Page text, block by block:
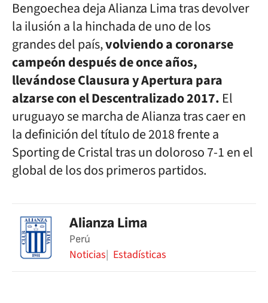
Bengoechea deja Alianza Lima tras devolver
la ilusión a la hinchada de uno de los
grandes del país,volviendo a coronarse
campeón después de once años,
llevándose Clausura y Apertura para
alzarse con el Descentralizado 2017. El
uruguayo se marcha de Alianza tras caer en
la definición del título de 2018 frente a
Sporting de Cristal tras un doloroso 7-1 en el
global de los dos primeros partidos.
Alianza Lima
Perú
Noticias Estadísticas